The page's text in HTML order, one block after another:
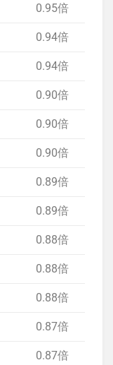
0.95倍
0.94倍
0.94倍
0.90倍
0.90倍
0.90倍
0.89倍
0.89倍
0.88倍
0.88倍
0.88倍
0.87倍
0.87倍